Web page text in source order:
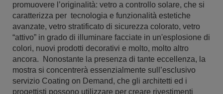
promuovere l’originalità: vetro a controllo solare, che si
caratterizza per tecnologia e funzionalità estetiche
avanzate, vetro stratificato di sicurezza colorato, vetro
“attivo” in grado di illuminare facciate in un'esplosione di
colori, nuovi prodotti decorativi e molto, molto altro
ancora. Nonostante la presenza di tante eccellenza, la
mostra si concentrerà essenzialmente sull’esclusivo
servizio Coating on Demand, che gli architetti ed i
progettisti possono utilizzare per creare rivestimenti